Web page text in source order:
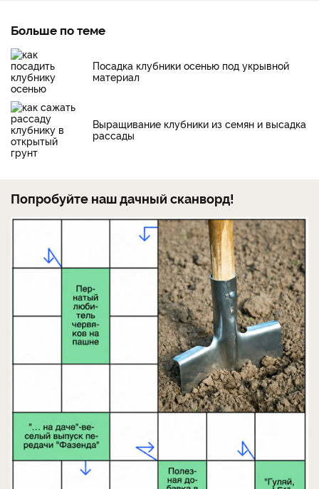
Больше по теме
Посадка клубники осенью под укрывной
материал
Выращивание клубники из семян и высадка
рассады
Попробуйте наш дачный сканворд!